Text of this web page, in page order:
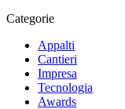
Categorie
Appalti
Cantieri
Impresa
Tecnologia
Awards